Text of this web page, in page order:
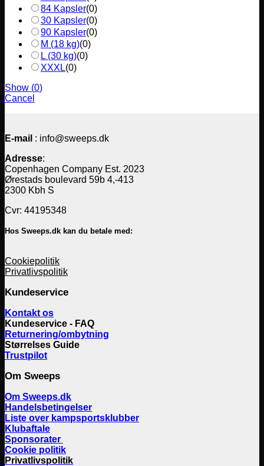
84 Kapsler(0)
30 Kapsler(0)
90 Kapsler(0)
M (18 kg)(0)
L (30 kg)(0)
XXXL(0)
Show (0)
Cancel
E-mail : info@sweeps.dk
Adresse:
Copenhagen Company Est. 2023
Ørestads boulevard 59b 4,-413
2300 Kbh S
Cvr: 44195348
Hos Sweeps.dk kan du betale med:
Cookiepolitik
Privatlivspolitik
Kundeservice
Kontakt os
Kundeservice - FAQ
Returnering/ombytning
Størrelses Guide
Trustpilot
Om Sweeps
Om Sweeps.dk
Handelsbetingelser
Liste over kampsportsklubber
Klubaftale
Sponsorater
Cookie politik
Privatlivspolitik